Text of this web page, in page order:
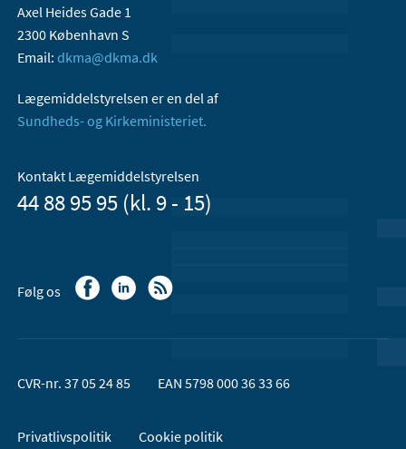
Axel Heides Gade 1
2300 København S
Email: dkma@dkma.dk
Lægemiddelstyrelsen er en del af
Sundheds- og Kirkeministeriet.
Kontakt Lægemiddelstyrelsen
44 88 95 95 (kl. 9 - 15)
Følg os
CVR-nr. 37 05 24 85 EAN 5798 000 36 33 66
Privatlivspolitik
Cookie politik